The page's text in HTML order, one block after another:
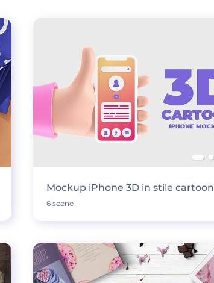
Mockup iPhone 3D in stile cartoon
6 scene